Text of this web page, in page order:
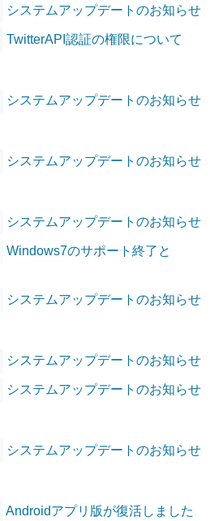
システムアップデートのお知らせ
TwitterAPI認証の権限について
システムアップデートのお知らせ
システムアップデートのお知らせ
システムアップデートのお知らせ
Windows7のサポート終了と
システムアップデートのお知らせ
システムアップデートのお知らせ
システムアップデートのお知らせ
システムアップデートのお知らせ
Androidアプリ版が復活しました